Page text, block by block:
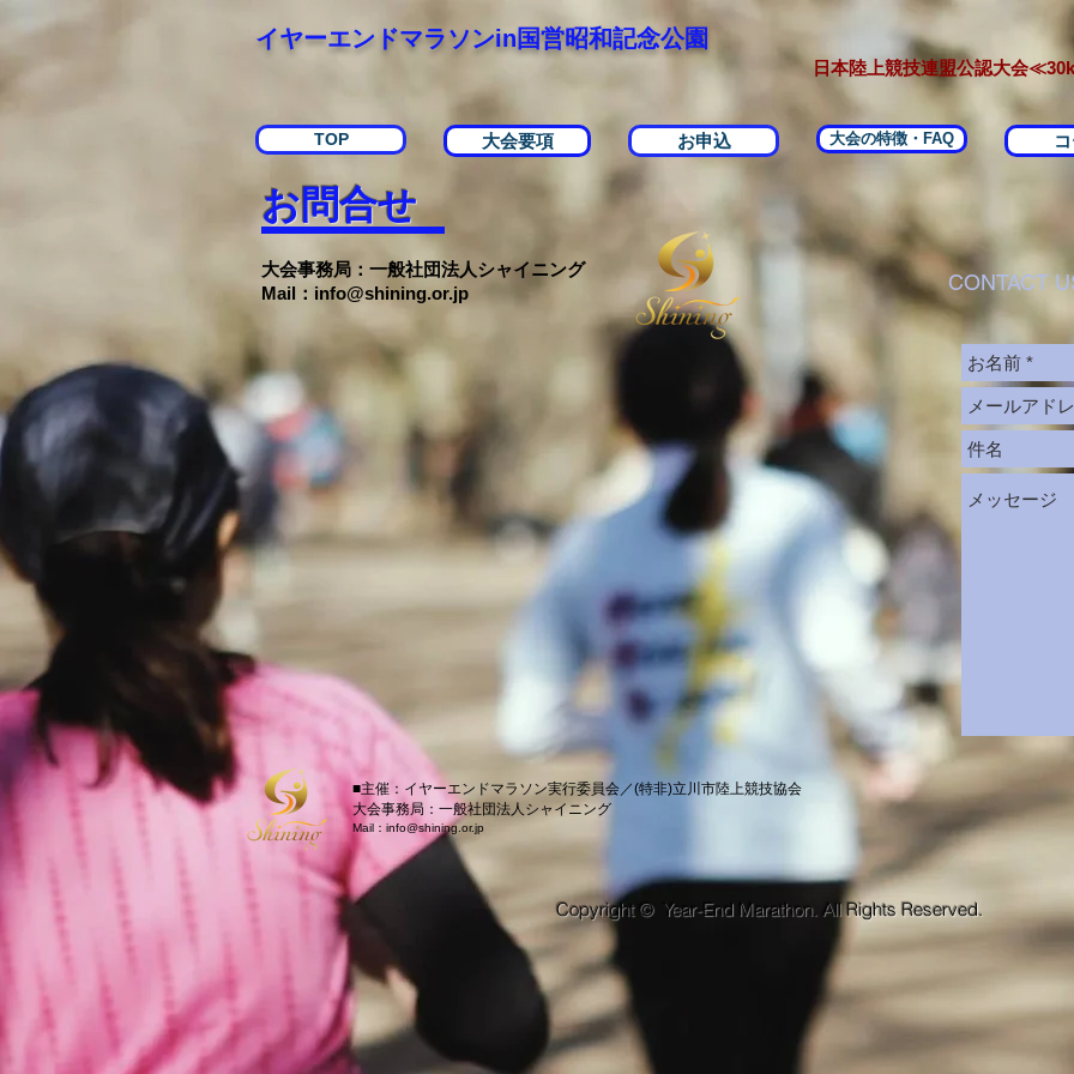
​イヤーエンドマラソンin国営昭和記念公園
日本陸上競技連盟公認大会
TOP 大会要項 お申込 大会の特徴・FAQ
​お問合せ
大会事務局：一般社団法人シャイニング
Mail： info@shining.or.jp CONTACT
■主催：イヤーエンドマラソン実行委員会／(特非)立川市陸上競技協会
大会事務局：一般社団法人シャイニング
Mail： info@shining.or.jp
Copyright © Year-End Marathon. All Rights Reserved.